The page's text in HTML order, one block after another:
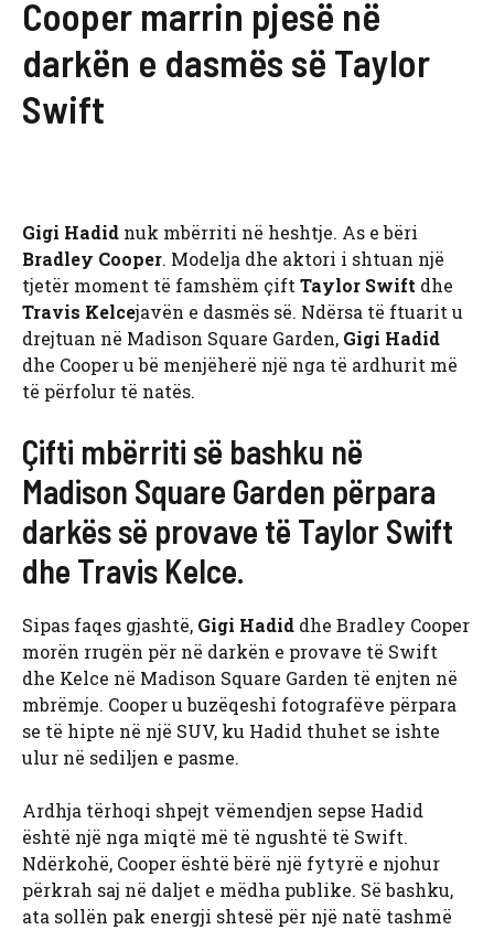
Cooper marrin pjesë në
darkën e dasmës së Taylor
Swift
Gigi Hadid nuk mbërriti në heshtje. As e bëri
Bradley Cooper. Modelja dhe aktori i shtuan një
tjetër moment të famshëm çift Taylor Swift dhe
Travis Kelcejavën e dasmës së. Ndërsa të ftuarit u
drejtuan në Madison Square Garden, Gigi Hadid
dhe Cooper u bë menjëherë një nga të ardhurit më
të përfolur të natës.
Çifti mbërriti së bashku në
Madison Square Garden përpara
darkës së provave të Taylor Swift
dhe Travis Kelce.
Sipas faqes gjashtë, Gigi Hadid dhe Bradley Cooper
morën rrugën për në darkën e provave të Swift
dhe Kelce në Madison Square Garden të enjten në
mbrëmje. Cooper u buzëqeshi fotografëve përpara
se të hipte në një SUV, ku Hadid thuhet se ishte
ulur në sediljen e pasme.
Ardhja tërhoqi shpejt vëmendjen sepse Hadid
është një nga miqtë më të ngushtë të Swift.
Ndërkohë, Cooper është bërë një fytyrë e njohur
përkrah saj në daljet e mëdha publike. Së bashku,
ata sollën pak energji shtesë për një natë tashmë